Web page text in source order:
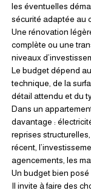
les éventuelles
sécurité adaptée au
Une rénovation
complète ou une
niveaux
Le budget dépend
technique, de la
détail attendu et du
Dans un
davantage :
reprises
récent,
agencements, les
Un budget bien posé
Il invite à faire des